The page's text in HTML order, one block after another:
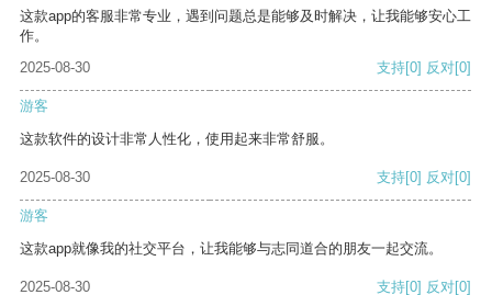
这款app的客服非常专业，遇到问题总是能够及时解决，让我能够安心工
作。
2025-08-30
支持[0] 反对[0]
游客
这款软件的设计非常人性化，使用起来非常舒服。
2025-08-30 支持[0] 反对[0]
游客
这款app就像我的社交平台，让我能够与志同道合的朋友一起交流。
2025-08-30 支持[0] 反对[0]